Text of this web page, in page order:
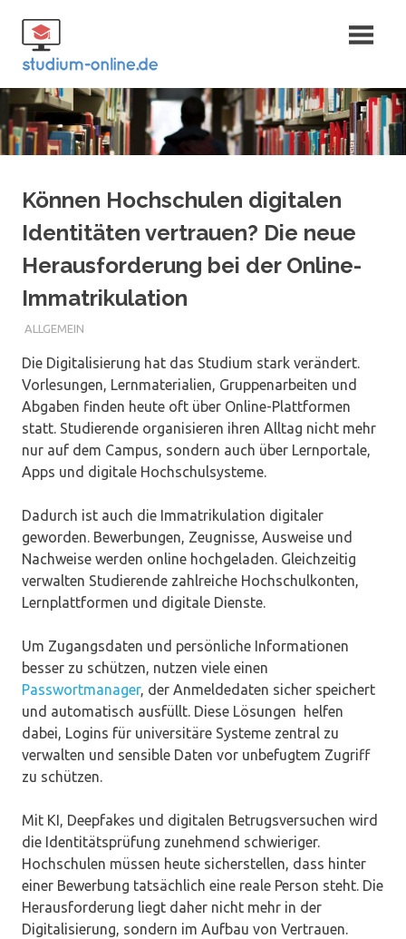
Inhalt
springen
Fernstudium
und Bachelor
Können Hochschulen digitalen
Identitäten vertrauen? Die neue
Herausforderung bei der Online-
Immatrikulation
ALLGEMEIN
Die Digitalisierung hat das Studium stark verändert.
Vorlesungen, Lernmaterialien, Gruppenarbeiten und
Abgaben finden heute oft über Online-Plattformen
statt. Studierende organisieren ihren Alltag nicht mehr
nur auf dem Campus, sondern auch über Lernportale,
Apps und digitale Hochschulsysteme.
Dadurch ist auch die Immatrikulation digitaler
geworden. Bewerbungen, Zeugnisse, Ausweise und
Nachweise werden online hochgeladen. Gleichzeitig
verwalten Studierende zahlreiche Hochschulkonten,
Lernplattformen und digitale Dienste.
Um Zugangsdaten und persönliche Informationen
besser zu schützen, nutzen viele einen
Passwortmanager, der Anmeldedaten sicher speichert
und automatisch ausfüllt. Diese Lösungen helfen
dabei, Logins für universitäre Systeme zentral zu
verwalten und sensible Daten vor unbefugtem Zugriff
zu schützen.
Mit KI, Deepfakes und digitalen Betrugsversuchen wird
die Identitätsprüfung zunehmend schwieriger.
Hochschulen müssen heute sicherstellen, dass hinter
einer Bewerbung tatsächlich eine reale Person steht. Die
Herausforderung liegt daher nicht mehr in der
Digitalisierung, sondern im Aufbau von Vertrauen.